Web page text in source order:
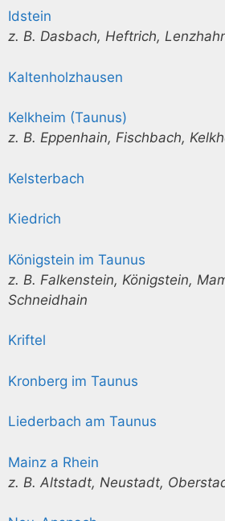
Idstein
z. B. Dasbach, Heftrich,
Kaltenholzhausen
Kelkheim (Taunus)
z. B. Eppenhain, Fischbach,
Kelsterbach
Kiedrich
Königstein im Taunus
z. B. Falkenstein, Königstein,
Schneidhain
Kriftel
Kronberg im Taunus
Liederbach am Taunus
Mainz a Rhein
z. B. Altstadt, Neustadt,